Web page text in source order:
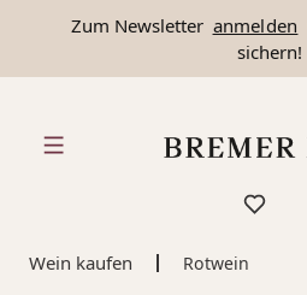
springen
Zum Newsletter anmelden
sichern!
Wein kaufen Rotwein